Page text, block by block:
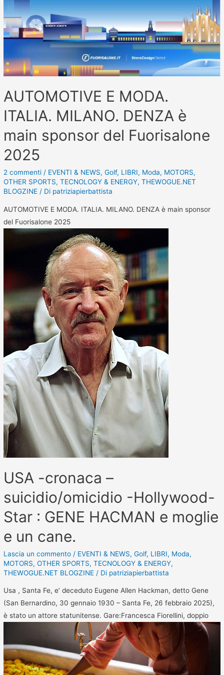
AUTOMOTIVE E MODA.
ITALIA. MILANO. DENZA è
main sponsor del Fuorisalone
2025
2 commenti / EVENTI & NEWS,Golf, LIBRI, Moda, MOTORS,
OTHER SPORTS,TECNOLOGY & ENERGY,THEWOGUE.NET
BLOGZINE / Di patriziapierbattista
AUTOMOTIVE E MODA. ITALIA. MILANO. DENZA è main sponsor
del Fuorisalone 2025
USA -cronaca –
suicidio/omicidio -Hollywood-
Star : GENE HACMAN e moglie
e un cane.
Lascia un commento / EVENTI & NEWS,Golf, LIBRI, Moda,
MOTORS,OTHER SPORTS,TECNOLOGY & ENERGY,
THEWOGUE.NET BLOGZINE / Di patriziapierbattista
Usa , Santa Fe, e’ deceduto Eugene Allen Hackman, detto Gene
(San Bernardino, 30 gennaio 1930 – Santa Fe, 26 febbraio 2025),
è stato un attore statunitense. Gare:Francesca Fiorellini, doppio